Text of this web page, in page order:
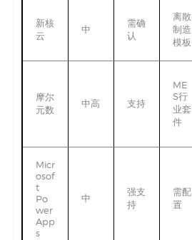
新核
云
中
需确
认
离散
制造
模板
摩尔
元数
中高 支持
ME
S行
业套
件
Micr
osof
t
Po
wer
App
s
中
强支
持
需配
置